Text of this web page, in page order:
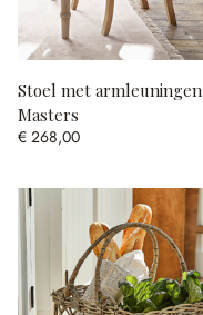
Stoel met armleuningen
Masters
€ 268,00